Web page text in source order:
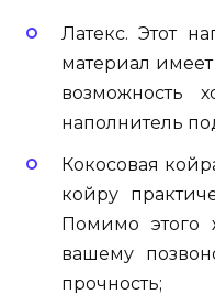
Латекс. Этот
материал имеет
возможность
наполнитель
Кокосовая
койру
Помимо этого
вашему
прочность;